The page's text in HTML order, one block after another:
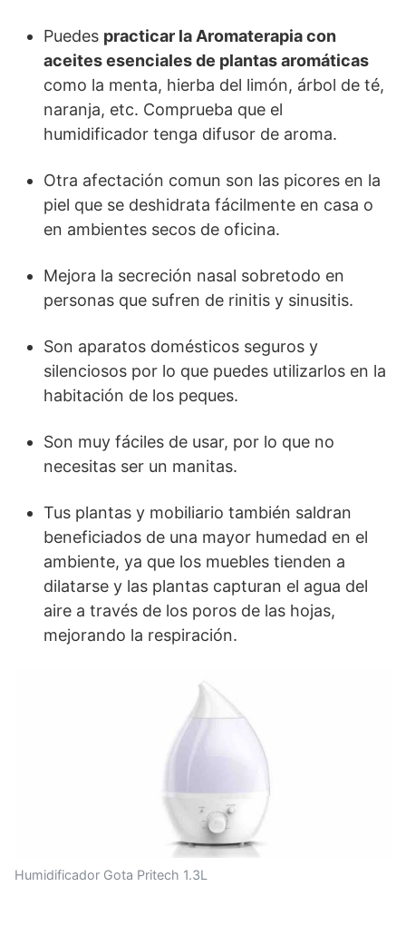
Puedes practicar la Aromaterapia con
aceites esenciales de plantas aromáticas
como la menta, hierba del limón, árbol de té,
naranja, etc. Comprueba que el
humidificador tenga difusor de aroma.
Otra afectación comun son las picores en la
piel que se deshidrata fácilmente en casa o
en ambientes secos de oficina.
Mejora la secreción nasal sobretodo en
personas que sufren de rinitis y sinusitis.
Son aparatos domésticos seguros y
silenciosos por lo que puedes utilizarlos en la
habitación de los peques.
Son muy fáciles de usar, por lo que no
necesitas ser un manitas.
Tus plantas y mobiliario también saldran
beneficiados de una mayor humedad en el
ambiente, ya que los muebles tienden a
dilatarse y las plantas capturan el agua del
aire a través de los poros de las hojas,
mejorando la respiración.
Humidificador Gota Pritech 1.3L